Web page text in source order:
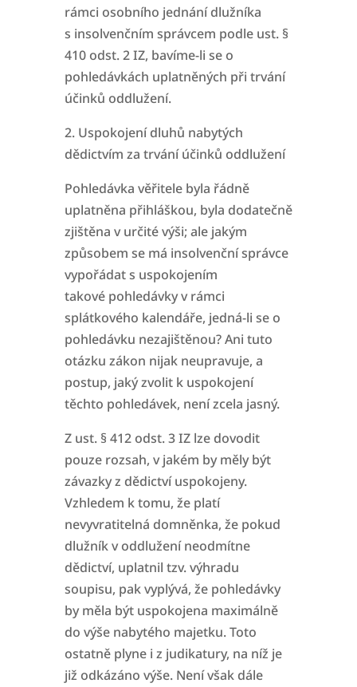
rámci osobního jednání dlužníka
s insolvenčním správcem podle ust. §
410 odst. 2 IZ, bavíme-li se o
pohledávkách uplatněných při trvání
účinků oddlužení.
2. Uspokojení dluhů nabytých
dědictvím za trvání účinků oddlužení
Pohledávka věřitele byla řádně
uplatněna přihláškou, byla dodatečně
zjištěna v určité výši; ale jakým
způsobem se má insolvenční správce
vypořádat s uspokojením
takové pohledávky v rámci
splátkového kalendáře, jedná-li se o
pohledávku nezajištěnou? Ani tuto
otázku zákon nijak neupravuje, a
postup, jaký zvolit k uspokojení
těchto pohledávek, není zcela jasný.
Z ust. § 412 odst. 3 IZ lze dovodit
pouze rozsah, v jakém by měly být
závazky z dědictví uspokojeny.
Vzhledem k tomu, že platí
nevyvratitelná domněnka, že pokud
dlužník v oddlužení neodmítne
dědictví, uplatnil tzv. výhradu
soupisu, pak vyplývá, že pohledávky
by měla být uspokojena maximálně
do výše nabytého majetku. Toto
ostatně plyne i z judikatury, na níž je
již odkázáno výše. Není však dále